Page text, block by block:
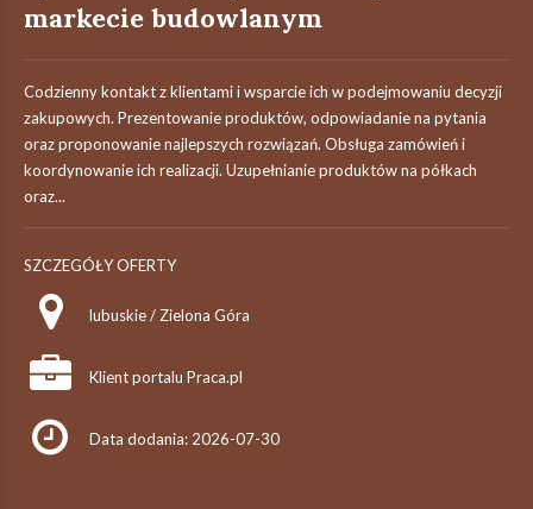
markecie budowlanym
Codzienny kontakt z klientami i wsparcie ich w podejmowaniu decyzji
zakupowych. Prezentowanie produktów, odpowiadanie na pytania
oraz proponowanie najlepszych rozwiązań. Obsługa zamówień i
koordynowanie ich realizacji. Uzupełnianie produktów na półkach
oraz...
SZCZEGÓŁY OFERTY
lubuskie / Zielona Góra
Klient portalu Praca.pl
Data dodania: 2026-07-30